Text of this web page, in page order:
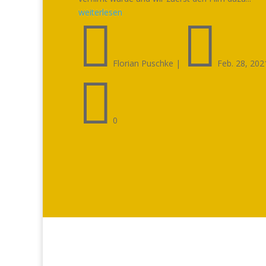
weiterlesen
 Florian Puschke |  Feb. 28,
 0